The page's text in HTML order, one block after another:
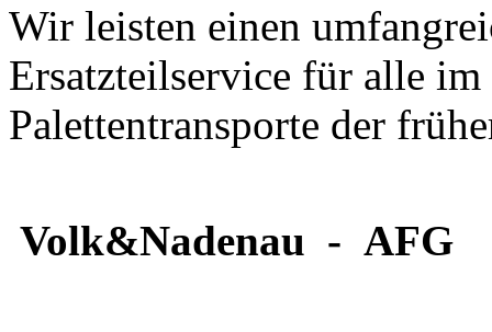
Wir leisten einen
Ersatzteilservice für alle
Palettentransporte der
Volk&Nadenau - AFG